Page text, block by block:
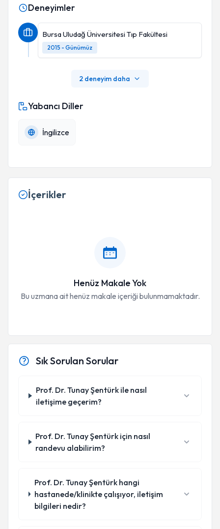
Deneyimler
Bursa Uludağ Üniversitesi Tıp Fakültesi
2015 - Günümüz
2 deneyim daha
Yabancı Diller
İngilizce
İçerikler
Henüz Makale Yok
Bu uzmana ait henüz makale içeriği bulunmamaktadır.
Sık Sorulan Sorular
Prof. Dr. Tunay Şentürk ile nasıl
iletişime geçerim?
Prof. Dr. Tunay Şentürk için nasıl
randevu alabilirim?
Prof. Dr. Tunay Şentürk hangi
hastanede/klinikte çalışıyor, iletişim
bilgileri nedir?